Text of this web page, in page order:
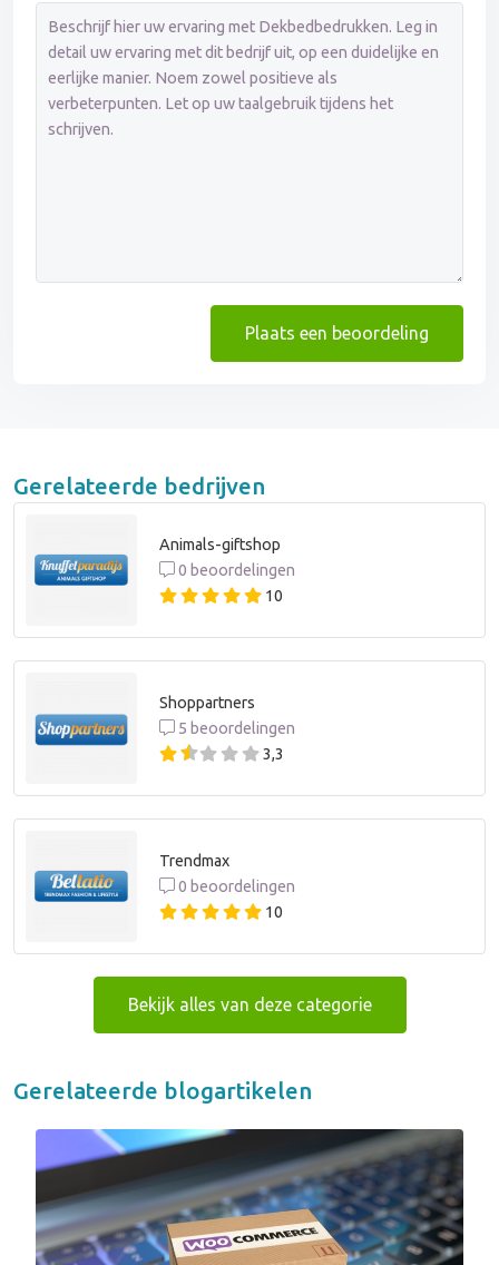
Plaats een beoordeling
Gerelateerde bedrijven
Animals-giftshop
0 beoordelingen
10
Shoppartners
5 beoordelingen
3,3
Trendmax
0 beoordelingen
10
Bekijk alles van deze categorie
Gerelateerde blogartikelen